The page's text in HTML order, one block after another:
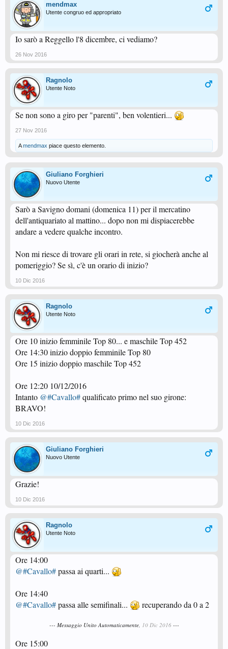
mendmax
Utente congruo ed appropriato
Io sarò a Reggello l'8 dicembre, ci vediamo?
26 Nov 2016
Ragnolo
Utente Noto
Se non sono a giro per "parenti", ben volentieri...
27 Nov 2016
Amendmax piace questo elemento.
Giuliano Forghieri
Nuovo Utente
Sarò a Savigno domani (domenica 11) per il mercatino
dell'antiquariato al mattino... dopo non mi dispiacerebbe
andare a vedere qualche incontro.
Non mi riesce di trovare gli orari in rete, si giocherà anche al
pomeriggio? Se sì, c'è un orario di inizio?
10 Dic 2016
Ragnolo
Utente Noto
Ore 10 inizio femminile Top 80... e maschile Top 452
Ore 14:30 inizio doppio femminile Top 80
Ore 15 inizio doppio maschile Top 452
Ore 12:20 10/12/2016
Intanto @#Cavallo#qualificato primo nel suo girone:
BRAVO!
10 Dic 2016
Giuliano Forghieri
Nuovo Utente
Grazie!
10 Dic 2016
Ragnolo
Utente Noto
Ore 14:00
@#Cavallo#passa ai quarti...
Ore 14:40
@#Cavallo#passa alle semifinali... recuperando da 0 a 2
--- Messaggio Unito Automaticamente, 10 Dic 2016 ---
Ore 15:00